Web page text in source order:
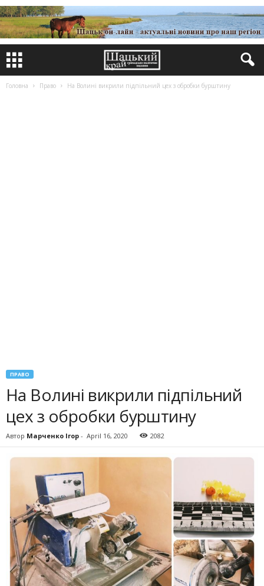
Головна Право На Волині викрили підпільний цех з обробки бурштину
ПРАВО
На Волині викрили підпільний
цех з обробки бурштину
Автор Марченко Ігор - April 16, 2020 2082